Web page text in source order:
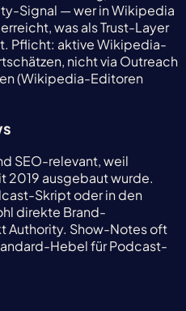
Signal — wer in Wikipedia
was als Trust-Layer
Pflicht: aktive Wikipedia-
nicht via Outreach
(Wikipedia-Editoren
SEO-relevant, weil
2019 ausgebaut wurde.
Skript oder in den
direkte Brand-
Authority. Show-Notes oft
Hebel für Podcast-